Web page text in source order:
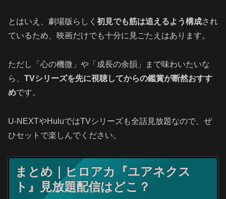
とはいえ、劇場版らしく 初見でも筋は追えるよう構成され
ているため、映画だけでも十分に見ごたえはあります。
ただし「心の機微」や「成長の余韻」まで味わいたいな
ら、 TVシリーズを先に視聴してからの鑑賞が断然おすす
めです。
U‑NEXTやHuluではTVシリーズも全話見放題なので、ぜ
ひセットで楽しんでください。
まとめ｜ヒロアカ『ユアネクス
ト』見放題配信はどこ？